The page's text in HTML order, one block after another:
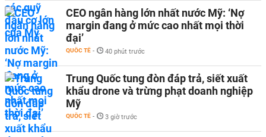
CEO ngân hàng lớn nhất nước Mỹ: ‘Nợ
margin đang ở mức cao nhất mọi thời
đại’
QUỐC TẾ - 40 phút trước
Trung Quốc tung đòn đáp trả, siết xuất
khẩu drone và trừng phạt doanh nghiệp
Mỹ
QUỐC TẾ - 3 giờ trước